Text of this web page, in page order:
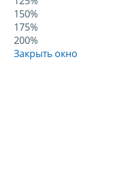
150%
175%
200%
Закрыть окно